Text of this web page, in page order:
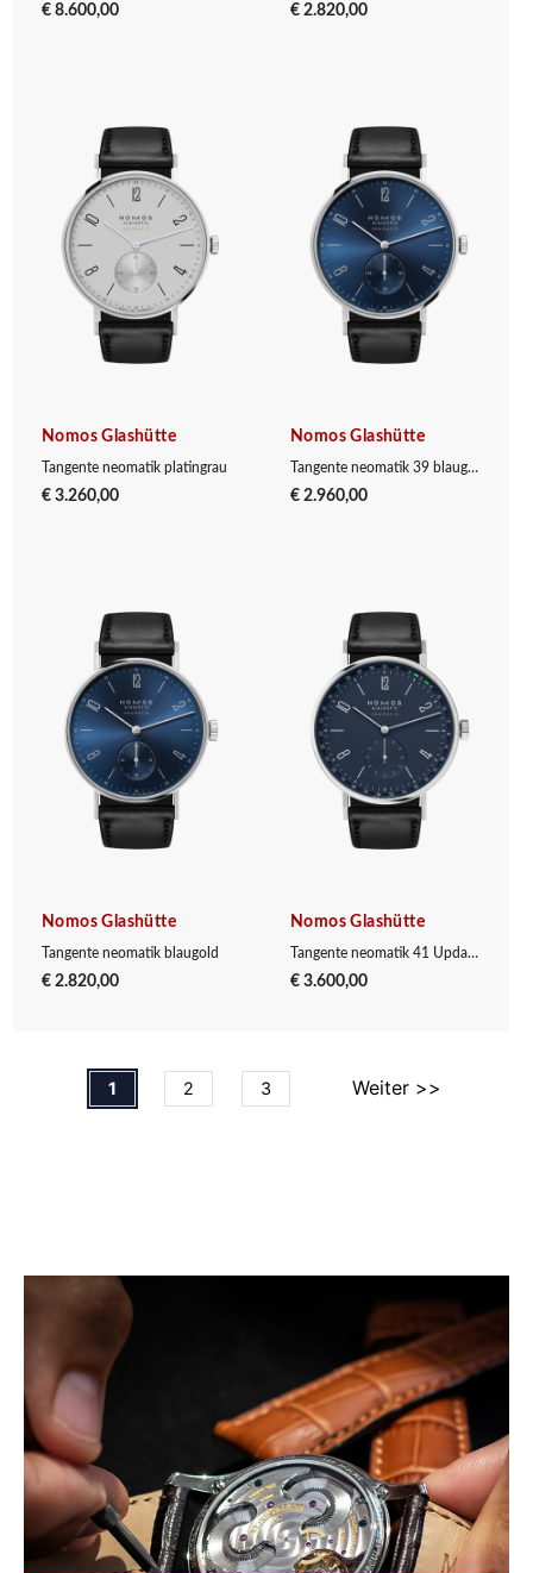
€ 8.600,00 € 2.820,00
Nomos Glashütte
Tangente neomatik platingrau
€ 3.260,00
Nomos Glashütte
Tangente neomatik 39 blaugold
€ 2.960,00
Nomos Glashütte
Tangente neomatik blaugold
€ 2.820,00
Nomos Glashütte
Tangente neomatik 41 Update nachtblau
€ 3.600,00
1 2 3 Weiter >>